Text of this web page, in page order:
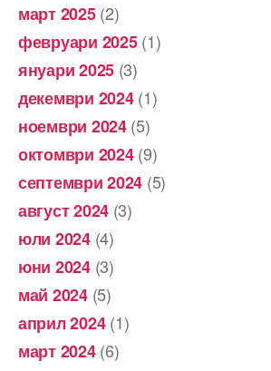
март 2025(2)
февруари 2025(1)
януари 2025 (3)
декември 2024(1)
ноември 2024(5)
октомври 2024(9)
септември 2024 (5)
август 2024 (3)
юли 2024(4)
юни 2024(3)
май 2024(5)
април 2024(1)
март 2024(6)